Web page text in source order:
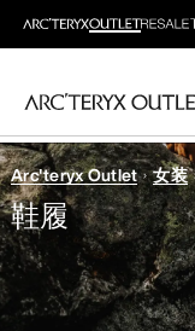
女装
男装
Arc'teryx Outlet 女装
鞋履